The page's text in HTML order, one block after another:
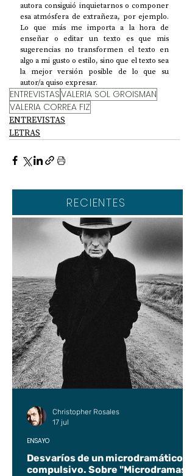
autora consiguió inquietarnos o componer
esa atmósfera de extrañeza, por ejemplo.
Lo que más me importa a la hora de
enseñar o editar un texto es que mis
sugerencias no transformen el texto en
algo a mi gusto o estilo, sino que el texto sea
la mejor versión posible de lo que su
autor/a quiso expresar.
ENTREVISTASVALERIA SOL GROISMAN
VALERIA CORREA FIZ
ENTREVISTAS
LETRAS
RECIENTES
Desvaríos de un microdramático
compulsivo. Sobre "Microdramas".
ENSAYO
Christopher Rosales
17 jul